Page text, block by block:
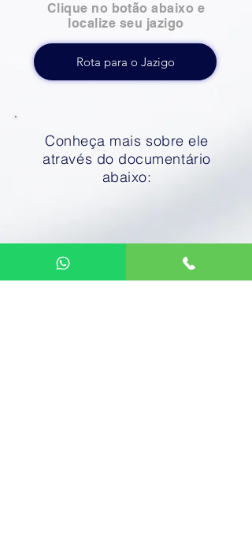
Clique no botão abaixo e
localize seu jazigo
Rota para o Jazigo
Conheça mais sobre ele
através do documentário
abaixo: